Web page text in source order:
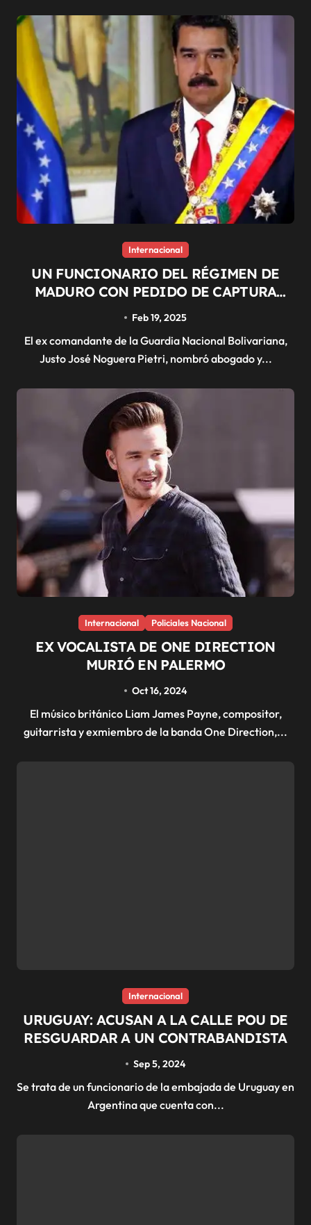
Internacional
UN FUNCIONARIO DEL RÉGIMEN DE
MADURO CON PEDIDO DE CAPTURA
INTERNACIONAL SE ENTREGÓ A LA
JUSTICIA ARGENTINA
Feb 19, 2025
El ex comandante de la Guardia Nacional Bolivariana,
Justo José Noguera Pietri, nombró abogado y...
Internacional Policiales Nacional
EX VOCALISTA DE ONE DIRECTION
MURIÓ EN PALERMO
Oct 16, 2024
El músico británico Liam James Payne, compositor,
guitarrista y exmiembro de la banda One Direction,...
Internacional
URUGUAY: ACUSAN A LA CALLE POU DE
RESGUARDAR A UN CONTRABANDISTA
Sep 5, 2024
Se trata de un funcionario de la embajada de Uruguay en
Argentina que cuenta con...